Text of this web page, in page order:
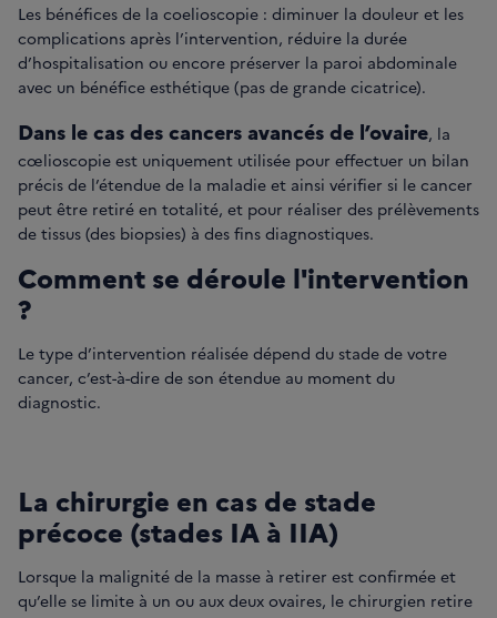
Les bénéfices de la coelioscopie : diminuer la douleur et les
complications après l’intervention, réduire la durée
d’hospitalisation ou encore préserver la paroi abdominale
avec un bénéfice esthétique (pas de grande cicatrice).
Dans le cas des cancers avancés de l’ovaire, la
cœlioscopie est uniquement utilisée pour effectuer un bilan
précis de l’étendue de la maladie et ainsi vérifier si le cancer
peut être retiré en totalité, et pour réaliser des prélèvements
de tissus (des biopsies) à des fins diagnostiques.
Comment se déroule l'intervention
?
Le type d’intervention réalisée dépend du stade de votre
cancer, c’est-à-dire de son étendue au moment du
diagnostic.
La chirurgie en cas de stade
précoce (stades IA à IIA)
Lorsque la malignité de la masse à retirer est confirmée et
qu’elle se limite à un ou aux deux ovaires, le chirurgien retire